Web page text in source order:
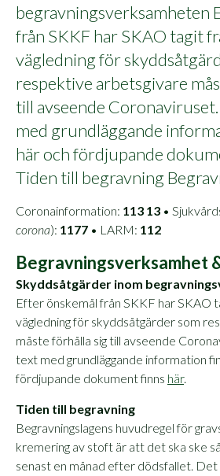
begravningsverksamheten
från SKKF har SKAO tagit
vägledning för
respektive arbetsgivare
till avseende
med grundläggande
här och fördjupande
Tiden till begravning
Coronainformation: 113 13 •
corona): 1177 • LARM: 112
Begravningsverksamhet
Skyddsåtgärder inom
Efter önskemål från SKKF har SKAO
vägledning för skyddsåtgärder som
måste förhålla sig till avseende
text med grundläggande information
fördjupande dokument finns här.
Tiden till begravning
Begravningslagens huvudregel för
kremering av stoft är att det ska ske
senast en månad efter dödsfallet. Det